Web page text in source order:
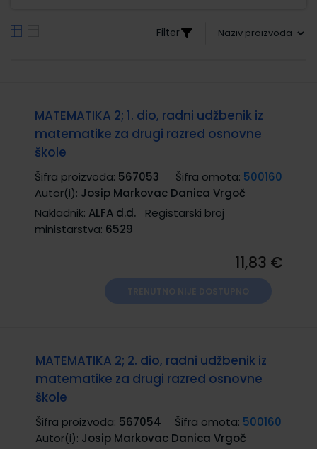
Filter
MATEMATIKA 2; 1. dio, radni udžbenik iz
matematike za drugi razred osnovne
škole
Šifra proizvoda: 567053 Šifra omota: 500160
Autor(i): Josip Markovac Danica Vrgoč
Nakladnik: ALFA d.d.
Registarski broj
ministarstva: 6529
11,83 €
MATEMATIKA 2; 2. dio, radni udžbenik iz
matematike za drugi razred osnovne
škole
Šifra proizvoda: 567054 Šifra omota: 500160
Autor(i): Josip Markovac Danica Vrgoč